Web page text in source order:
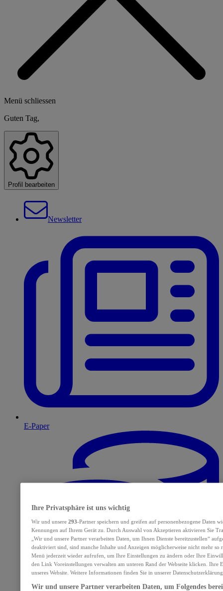
Menü schliessen
Guten Tag,
Profil bearbeiten
Newsletter
E-Paper
Ihre Privatsphäre ist uns wichtig
Wir und unsere 293-Partner speichern und greifen auf personenbezogene Daten
Kennungen auf Ihrem Gerät zu. Durch Auswahl von Akzeptieren aktivieren Sie
„Wir und unsere Partner verarbeiten Daten, um Ihnen Dienste bereitzustellen“
deaktiviert sind, sind manche Inhalte und Anzeigen möglicherweise nicht mehr so
Menü jederzeit wieder aufrufen, um Ihre Einstellungen zu ändern oder Ihre
den Link Voreinstellungen verwalten am unteren Rand der Webseite klicken. Ihre
unseres Website. Weitere Informationen finden Sie in unserer
Wir und unsere Partner verarbeiten Daten, um Folgendes